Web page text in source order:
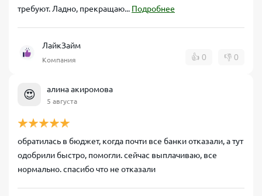
требуют. Ладно, прекращаю... Подробнее
ЛайкЗайм
Компания 👍 0 👎 0
😍 алина акиромова
5 августа
обратилась в бюджет, когда почти все банки отказали, а тут
одобрили быстро, помогли. сейчас выплачиваю, все
нормально. спасибо что не отказали